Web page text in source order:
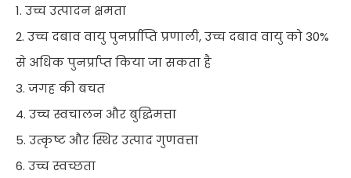
1. उच्च उत्पादन क्षमता
2. उच्च दबाव वायु पुनर्प्राप्ति प्रणाली, उच्च दबाव वायु को 30%
से अधिक पुनर्प्राप्त किया जा सकता है
3. जगह की बचत
4. उच्च स्वचालन और बुद्धिमत्ता
5. उत्कृष्ट और स्थिर उत्पाद गुणवत्ता
6. उच्च स्वच्छता